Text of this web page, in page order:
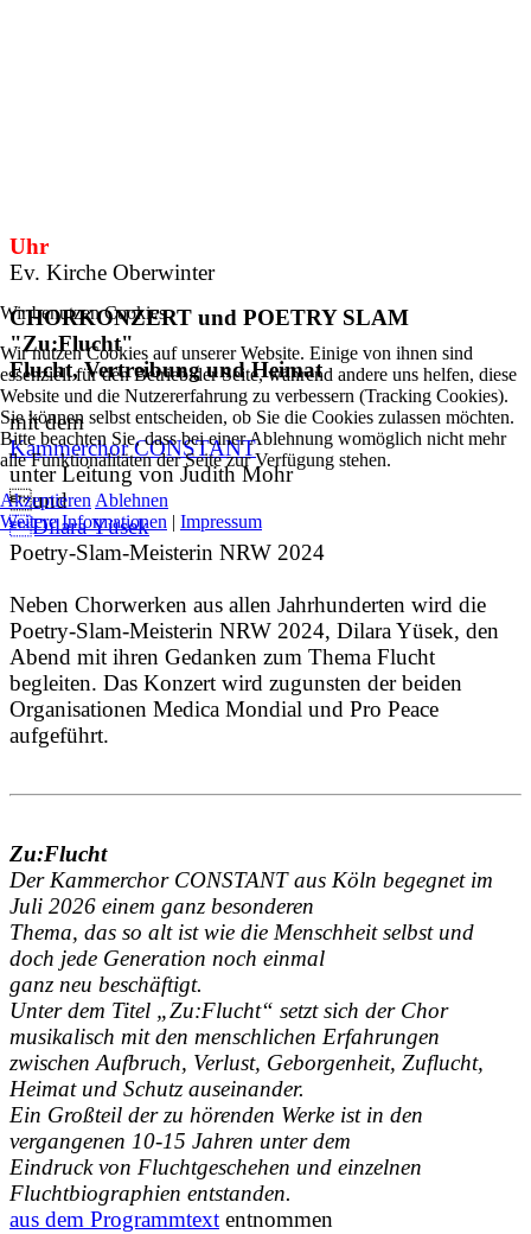
Uhr
Ev. Kirche Oberwinter
CHORKONZERT und POETRY SLAM
"Zu:Flucht"
Flucht, Vertreibung und Heimat
mit dem
Kammerchor CONSTANT
unter Leitung von Judith Mohr
und
Dilara Yüsek
Poetry-Slam-Meisterin NRW 2024
Neben Chorwerken aus allen Jahrhunderten wird die
Poetry-Slam-Meisterin NRW 2024, Dilara Yüsek, den
Abend mit ihren Gedanken zum Thema Flucht
begleiten. Das Konzert wird zugunsten der beiden
Organisationen Medica Mondial und Pro Peace
aufgeführt.
Zu:Flucht
Der Kammerchor CONSTANT aus Köln begegnet im
Juli 2026 einem ganz besonderen
Thema, das so alt ist wie die Menschheit selbst und
doch jede Generation noch einmal
ganz neu beschäftigt.
Unter dem Titel „Zu:Flucht“ setzt sich der Chor
musikalisch mit den menschlichen Erfahrungen
zwischen Aufbruch, Verlust, Geborgenheit, Zuflucht,
Heimat und Schutz auseinander.
Ein Großteil der zu hörenden Werke ist in den
vergangenen 10-15 Jahren unter dem
Eindruck von Fluchtgeschehen und einzelnen
Fluchtbiographien entstanden.
aus dem Programmtext entnommen
Wir benutzen Cookies
Wir nutzen Cookies auf unserer Website. Einige von ihnen sind
essenziell für den Betrieb der Seite, während andere uns helfen, diese
Website und die Nutzererfahrung zu verbessern (Tracking Cookies).
Sie können selbst entscheiden, ob Sie die Cookies zulassen möchten.
Bitte beachten Sie, dass bei einer Ablehnung womöglich nicht mehr
alle Funktionalitäten der Seite zur Verfügung stehen.
Akzeptieren Ablehnen
Weitere Informationen | Impressum